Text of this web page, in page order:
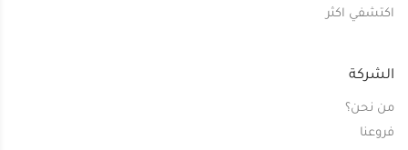
اكتشفي اكثر
الشركة
من نحن؟
فروعنا